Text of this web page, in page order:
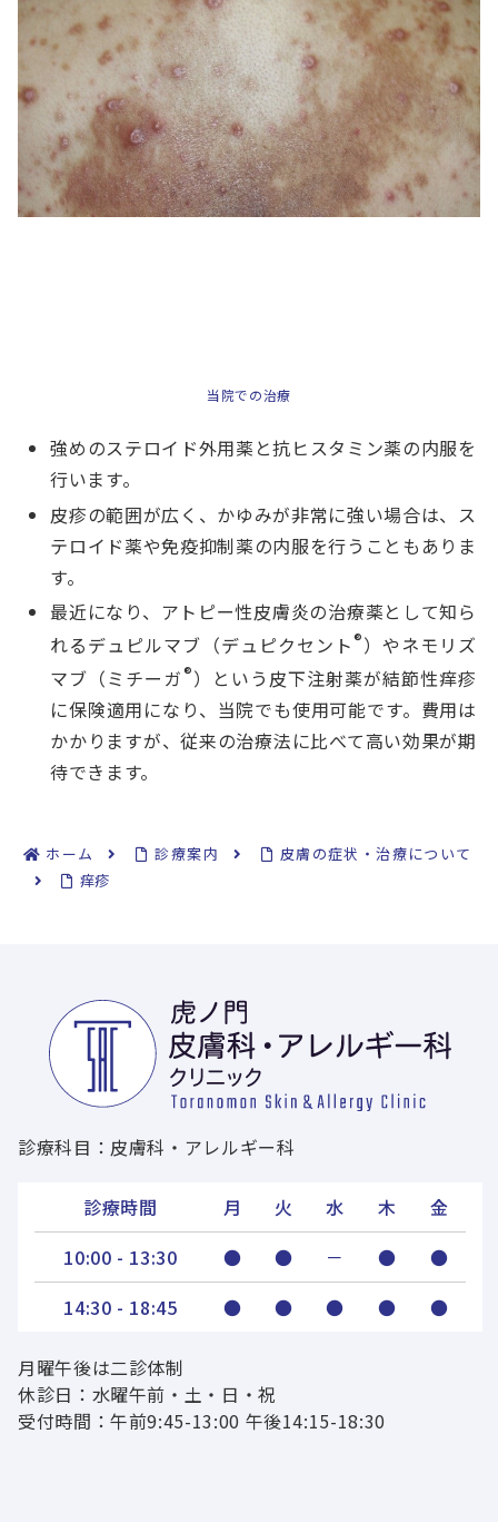
当院での治療
強めのステロイド外用薬と抗ヒスタミン薬の内服を
行います。
皮疹の範囲が広く、かゆみが非常に強い場合は、ス
テロイド薬や免疫抑制薬の内服を行うこともありま
す。
最近になり、アトピー性皮膚炎の治療薬として知ら
れるデュピルマブ（デュピクセント®）やネモリズ
マブ（ミチーガ®）という皮下注射薬が結節性痒疹
に保険適用になり、当院でも使用可能です。費用は
かかりますが、従来の治療法に比べて高い効果が期
待できます。
ホーム 診療案内
皮膚の症状・治療について
痒疹
診療科目：皮膚科・アレルギー科
診療時間 月 火 水 木
金
10:00 - 13:30
● ● － ●
●
14:30 - 18:45
● ● ● ● ●
月曜午後は二診体制
休診日：水曜午前・土・日・祝
受付時間：午前9:45-13:00 午後14:15-18:30